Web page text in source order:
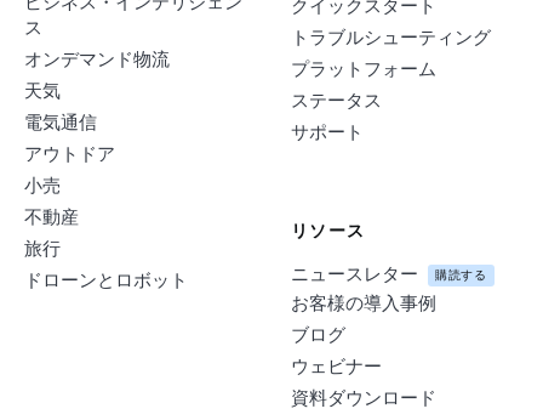
ス
オンデマンド物流
天気
電気通信
アウトドア
小売
不動産
旅行
ドローンとロボット
クイックスタート
トラブルシューティング
プラットフォーム
ステータス
サポート
リソース
ニュースレター 購読する
お客様の導入事例
ブログ
ウェビナー
資料ダウンロード